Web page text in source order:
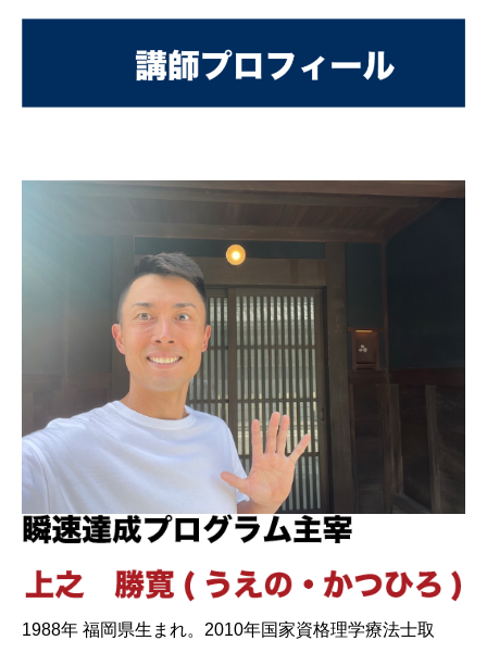
1988年 福岡県生まれ。2010年国家資格理学療法士取